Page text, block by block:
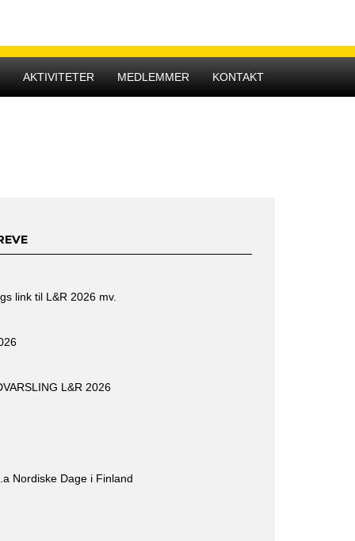
AKTIVITETER MEDLEMMER KONTAKT
link til L&R 2026 mv.
L&R 2026
Nordiske Dage i Finland